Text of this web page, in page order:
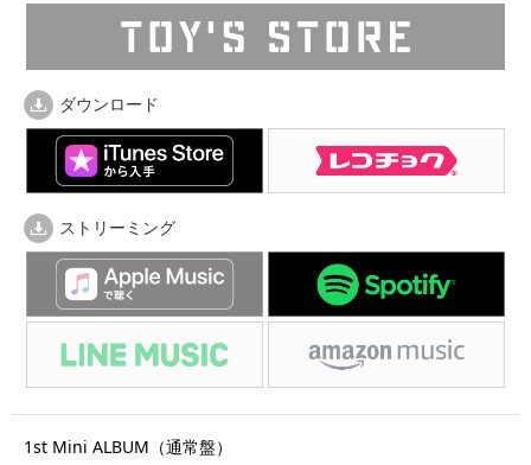
ダウンロード
ストリーミング
1st Mini ALBUM（通常盤）